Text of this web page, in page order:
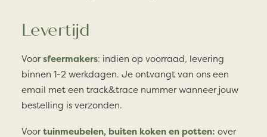
Levertijd
Voorsfeermakers: indien op voorraad, levering
binnen 1-2 werkdagen. Je ontvangt van ons een
email met een track&trace nummer wanneer jouw
bestelling is verzonden.
Voortuinmeubelen, buiten koken en potten: over